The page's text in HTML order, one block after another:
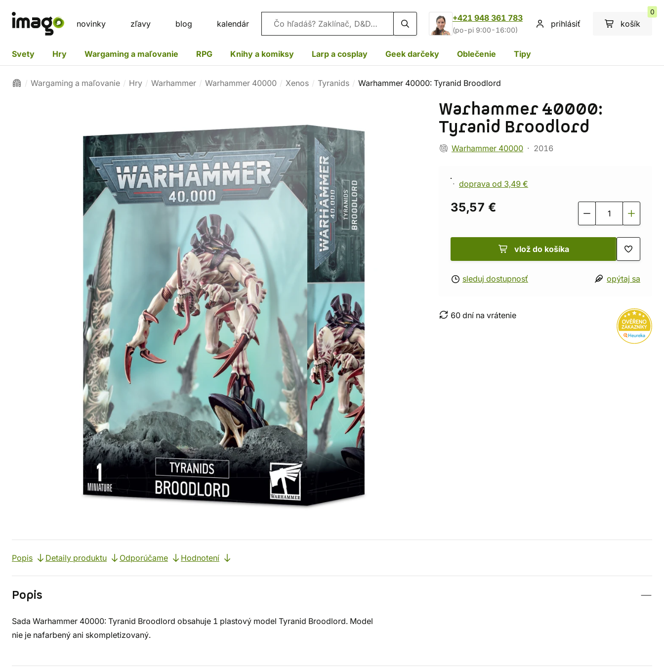
novinky zľavy blog kalendár Vyhľadávanie
+421 948 361 783
(po-pi 9:00-16:00)
prihlásiť košík
0
Svety Hry Wargaming a maľovanie RPG Knihy a komiksy Larp a cosplay Geek darčeky Oblečenie Tipy
Wargaming a maľovanie Hry Warhammer Warhammer 40000 Xenos Tyranids Warhammer 40000: Tyranid Broodlord
Warhammer 40000:
Tyranid Broodlord
Warhammer 40000 2016
doprava od 3,49 €
35,57 €
vlož do košíka
sleduj dostupnosť opýtaj sa
60 dní na vrátenie
Popis Detaily produktu Odporúčame Hodnotení
Popis
Sada Warhammer 40000: Tyranid Broodlord obsahuje 1 plastový model Tyranid Broodlord. Model
nie je nafarbený ani skompletizovaný.